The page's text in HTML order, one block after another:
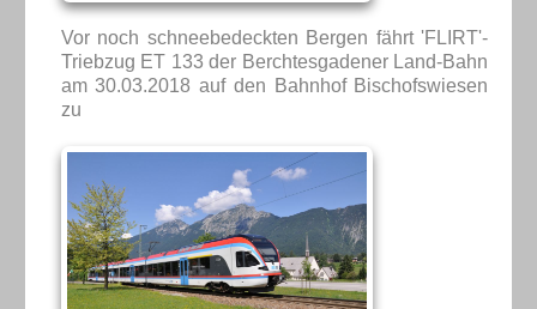
Vor noch schneebedeckten Bergen fährt 'FLIRT'-
Triebzug ET 133 der Berchtesgadener Land-Bahn
am 30.03.2018 auf den Bahnhof Bischofswiesen
zu